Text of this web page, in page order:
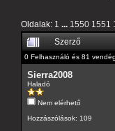
Oldalak: 1 ... 1550 1551
Szerző
0 Felhasználó és 81
Sierra2008
Haladó
Nem elérhető
Hozzászólások: 109